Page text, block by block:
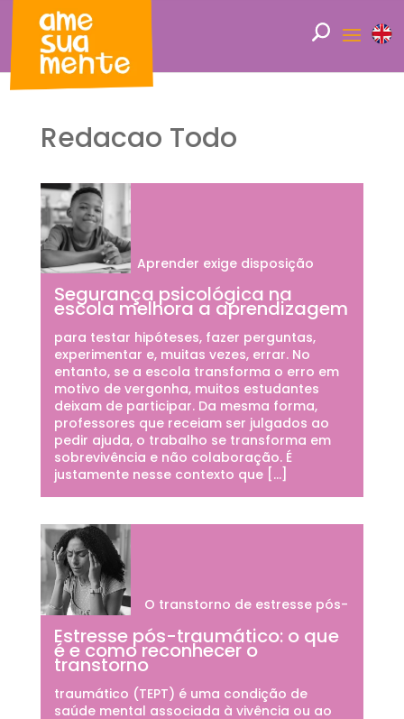
Redacao Todo
Segurança psicológica na
escola melhora a aprendizagem
Aprender exige disposição
para testar hipóteses, fazer perguntas,
experimentar e, muitas vezes, errar. No
entanto, se a escola transforma o erro em
motivo de vergonha, muitos estudantes
deixam de participar. Da mesma forma,
professores que receiam ser julgados ao
pedir ajuda, o trabalho se transforma em
sobrevivência e não colaboração. É
justamente nesse contexto que […]
Estresse pós-traumático: o que
é e como reconhecer o
transtorno
O transtorno de estresse pós-
traumático (TEPT) é uma condição de
saúde mental associada à vivência ou ao